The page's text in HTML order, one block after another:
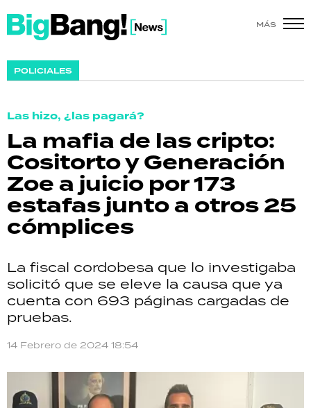
MÁS
POLICIALES
Las hizo, ¿las pagará?
La mafia de las cripto:
Cositorto y Generación
Zoe a juicio por 173
estafas junto a otros 25
cómplices
La fiscal cordobesa que lo investigaba
solicitó que se eleve la causa que ya
cuenta con 693 páginas cargadas de
pruebas.
14 Febrero de 2024 18:54
SHOW
ACTUALIDAD
POLICIALES
ECONOMÍA
GRAN HERMANO
SALUD
DEPORTES
TECNOLOGÍA
RECETAS